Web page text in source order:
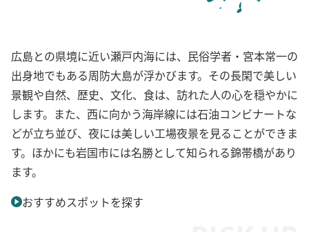
広島との県境に近い瀬戸内海には、民俗学者・宮本常一の
出身地でもある周防大島が浮かびます。その長閑で美しい
景観や自然、歴史、文化、食は、訪れた人の心を穏やかに
します。また、西に向かう海岸線には石油コンビナートな
どが立ち並び、夜には美しい工場夜景を見ることができま
す。ほかにも岩国市には名勝として知られる錦帯橋があり
ます。
おすすめスポットを探す